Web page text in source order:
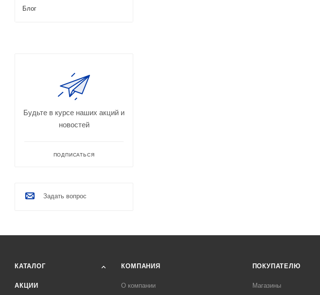
Блог
Будьте в курсе наших акций и
новостей
ПОДПИСАТЬСЯ
Задать вопрос
КАТАЛОГ
АКЦИИ
КОМПАНИЯ
О компании
ПОКУПАТЕЛЮ
Магазины